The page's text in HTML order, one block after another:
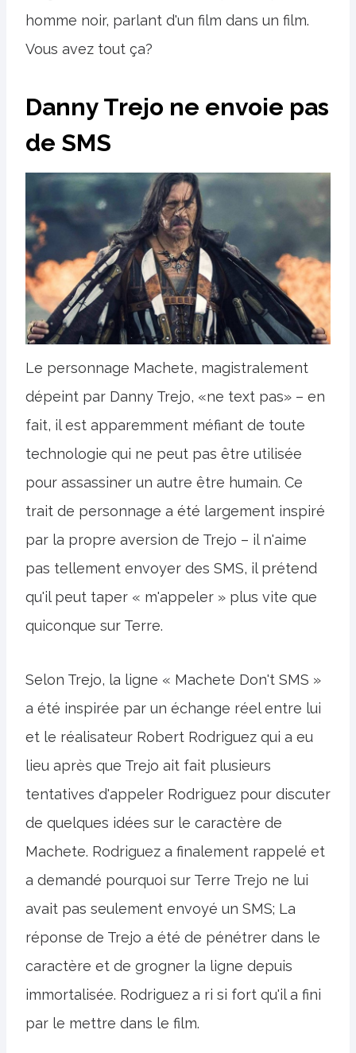
homme noir, parlant d'un film dans un film.
Vous avez tout ça?
Danny Trejo ne envoie pas
de SMS
Le personnage Machete, magistralement
dépeint par Danny Trejo, «ne text pas» – en
fait, il est apparemment méfiant de toute
technologie qui ne peut pas être utilisée
pour assassiner un autre être humain. Ce
trait de personnage a été largement inspiré
par la propre aversion de Trejo – il n'aime
pas tellement envoyer des SMS, il prétend
qu'il peut taper « m'appeler » plus vite que
quiconque sur Terre.
Selon Trejo, la ligne « Machete Don't SMS »
a été inspirée par un échange réel entre lui
et le réalisateur Robert Rodriguez qui a eu
lieu après que Trejo ait fait plusieurs
tentatives d'appeler Rodriguez pour discuter
de quelques idées sur le caractère de
Machete. Rodriguez a finalement rappelé et
a demandé pourquoi sur Terre Trejo ne lui
avait pas seulement envoyé un SMS; La
réponse de Trejo a été de pénétrer dans le
caractère et de grogner la ligne depuis
immortalisée. Rodriguez a ri si fort qu'il a fini
par le mettre dans le film.